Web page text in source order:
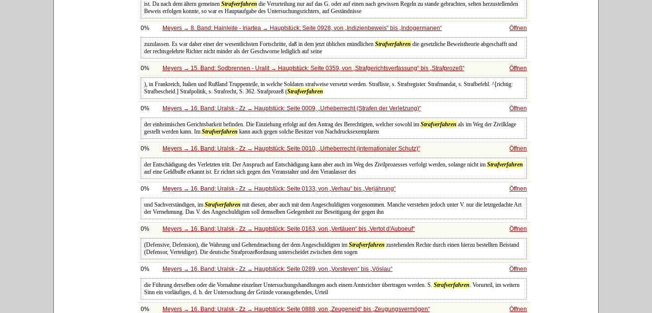
ist. Da nach dem ältern gemeinenStrafverfahren die Verurteilung nur auf das G. oder auf einen nach gewissen Regeln zu stande gebrachten, selten herzustellenden
Beweis erfolgen konnte, so war es Hauptaufgabe des Untersuchungsrichters, auf Geständnisse
0% Meyers → 8. Band: Hainleite - Iriartea → Hauptstück: Seite 0928, von Indizienbeweis bis Indogermanen Öffnen
zuzulassen. Es war daher einer der wesentlichsten Fortschritte, daß in dem jetzt üblichen mündlichenStrafverfahren die gesetzliche Beweistheorie abgeschafft und
der rechtsgelehrte Richter nicht minder als der Geschworne lediglich auf seine
0% Meyers → 15. Band: Sodbrennen - Uralit → Hauptstück: Seite 0359, von Strafgerichtsverfassung bis Strafprozeß Öffnen
), in Frankreich, Italien und Rußland Truppenteile, in welche Soldaten strafweise versetzt werden. Strafliste, s. Strafregister. Strafmandat, s. Strafbefehl. ^[richtig:
Strafbescheid.] Strafpolitik, s. Strafrecht, S. 362. Strafprozeß (Strafverfahren
0% Meyers → 16. Band: Uralsk - Zz → Hauptstück: Seite 0009, Urheberrecht (Strafen der Verletzung) Öffnen
der einheimischen Gerichtsbarkeit befinden. Die Einziehung erfolgt auf den Antrag des Berechtigten, welcher sowohl imStrafverfahren als im Weg der Zivilklage
gestellt werden kann. ImStrafverfahren kann auch gegen solche Besitzer von Nachdrucksexemplaren
0% Meyers → 16. Band: Uralsk - Zz → Hauptstück: Seite 0010, Urheberrecht (internationaler Schutz) Öffnen
der Entschädigung des Verletzten tritt. Der Anspruch auf Entschädigung kann aber auch im Weg des Zivilprozesses verfolgt werden, solange nicht imStrafverfahren
auf eine Geldbuße erkannt ist. Er richtet sich gegen den Veranstalter und den Veranlasser des
0% Meyers → 16. Band: Uralsk - Zz → Hauptstück: Seite 0133, von Verhau bis Verjährung Öffnen
und Sachverständigen, imStrafverfahren mit diesen, aber auch mit dem Angeschuldigten vorgenommen. Manche verstehen jedoch unter V. nur die letztgedachte Art
der Vernehmung. Das V. des Angeschuldigten soll demselben Gelegenheit zur Beseitigung der gegen ihn
0% Meyers → 16. Band: Uralsk - Zz → Hauptstück: Seite 0163, von Vertäuen bis Vertot d'Auboeuf Öffnen
(Defensive, Defension), die Wahrung und Geltendmachung der dem Angeschuldigten imStrafverfahren zustehenden Rechte durch einen hierzu bestellten Beistand
(Defensor, Verteidiger). Die deutsche Strafprozeßordnung unterscheidet zwischen dem sogen
0% Meyers → 16. Band: Uralsk - Zz → Hauptstück: Seite 0289, von Vorsteven bis Vöslau Öffnen
die Führung derselben oder die Vornahme einzelner Untersuchungshandlungen auch einem Amtsrichter übertragen werden. S.Strafverfahren. Vorurteil, im weitern
Sinn ein vorläufiges, d. h. der Untersuchung der Gründe vorausgehendes, Urteil
0% Meyers → 16. Band: Uralsk - Zz → Hauptstück: Seite 0888, von Zeugeneid bis Zeugungsvermögen Öffnen